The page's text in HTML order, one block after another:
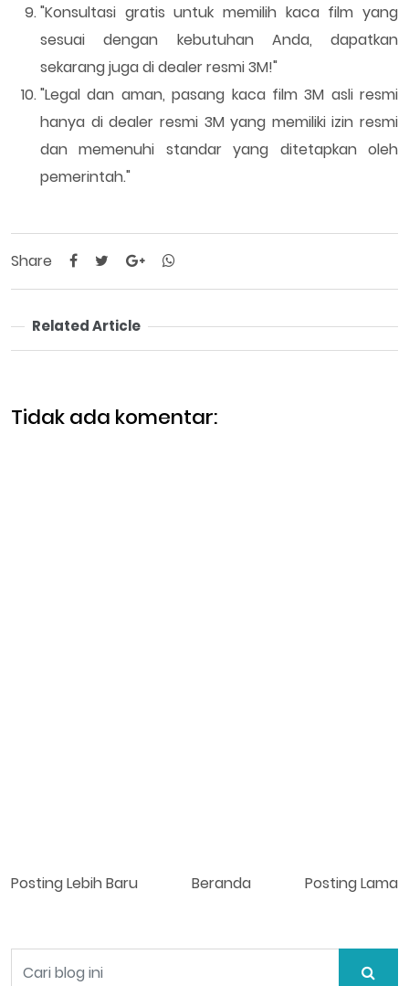
"Konsultasi gratis untuk memilih kaca film yang
sesuai dengan kebutuhan Anda, dapatkan
sekarang juga di dealer resmi 3M!"
"Legal dan aman, pasang kaca film 3M asli resmi
hanya di dealer resmi 3M yang memiliki izin resmi
dan memenuhi standar yang ditetapkan oleh
pemerintah."
Share
Related Article
Tidak ada komentar:
Posting Lebih Baru Posting Lama
Beranda